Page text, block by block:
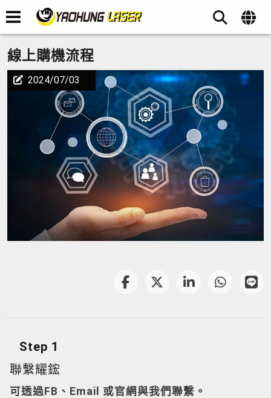
線上購機流程
2024/07/03
Step 1
聯繫耀鋐
可透過FB、Email 或官網與我們聯繫。